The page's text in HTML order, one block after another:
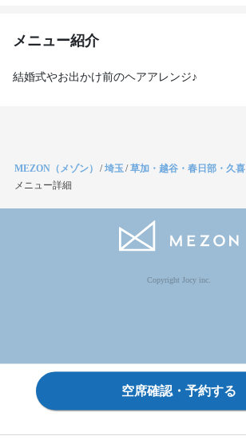
メニュー紹介
結婚式やお出かけ前のヘアアレンジ♪
MEZON（メゾン） /埼玉/草加・越谷・春日部・久喜
メニュー詳細
Copyright Jocy inc.
空席確認・予約する